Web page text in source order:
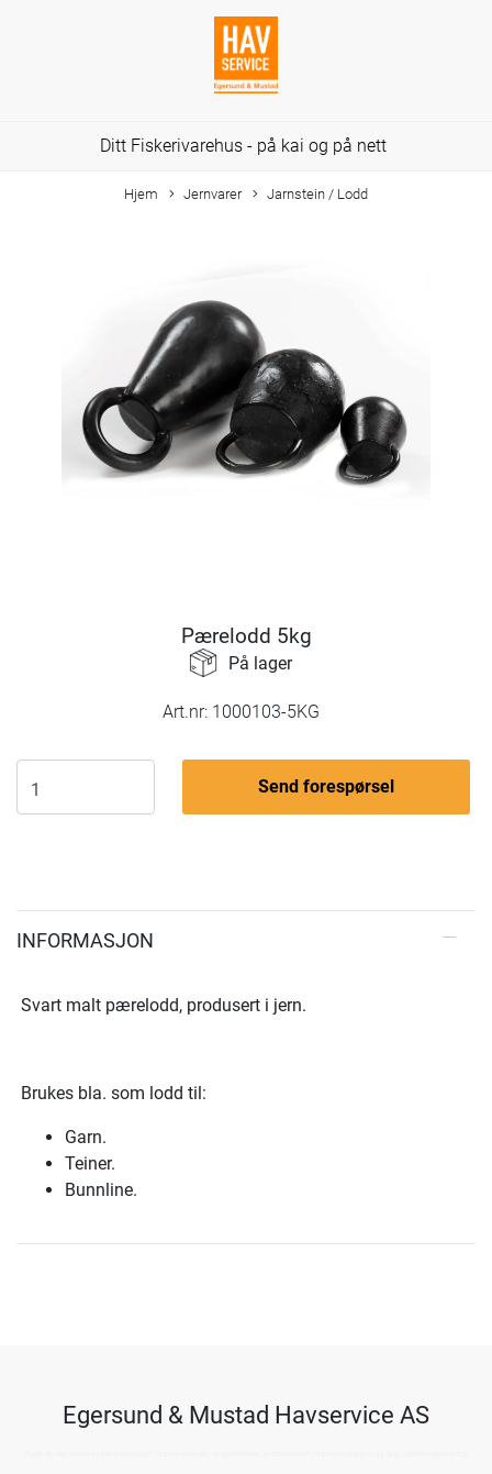
Ditt Fiskerivarehus - på kai og på nett
Hjem Jernvarer Jarnstein / Lodd
Pærelodd 5kg
På lager
Art.nr: 1000103-5KG
Send forespørsel
INFORMASJON
Svart malt pærelodd, produsert i jern.
Brukes bla. som lodd til:
Garn.
Teiner.
Bunnline.
Egersund & Mustad Havservice AS